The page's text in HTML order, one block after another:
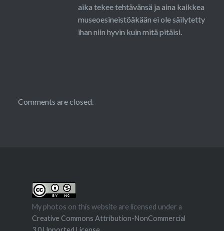
aika tekee tehtävänsä ja aina kaikkea
museoesineistöäkään ei ole säilytetty
ihan niin hyvin kuin mitä pitäisi.
Comments are closed.
My photos on this website are licensed under a
Creative Commons Attribution-NonCommercial